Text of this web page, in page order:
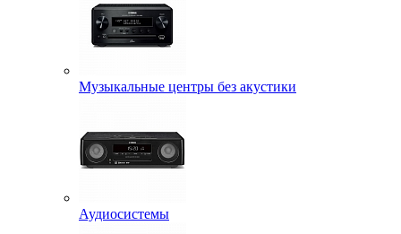
Музыкальные центры без акустики
Аудиосистемы